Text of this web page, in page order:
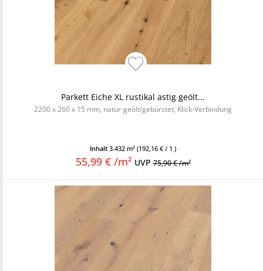
Parkett Eiche XL rustikal astig geölt...
2200 x 260 x 15 mm, natur-geölt/gebürstet, Klick-Verbindung
Inhalt 3.432 m² (192,16 € / 1 )
55,99 € /m² UVP75,90 € /m²